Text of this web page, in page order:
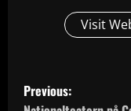
Visit
P
Previous: